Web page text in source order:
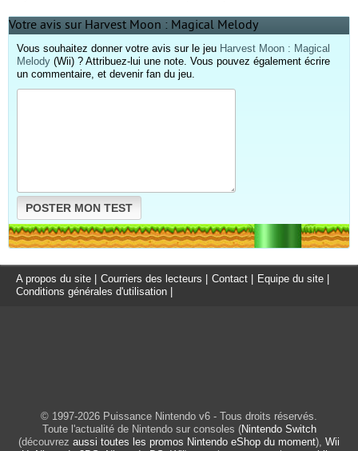
Votre avis sur Harvest Moon : Magical Melody
Vous souhaitez donner votre avis sur le jeu Harvest Moon : Magical
Melody (Wii) ? Attribuez-lui une note. Vous pouvez également écrire
un commentaire, et devenir fan du jeu.
POSTER MON TEST
A propos du site Courriers des lecteurs Contact Equipe du site
Conditions générales d'utilisation
© 1997-2026 Puissance Nintendo v6 - Tous droits réservés.
Toute l'actualité de Nintendo sur consoles (Nintendo Switch
(découvrez aussi toutes les promos Nintendo eShop du moment), Wii